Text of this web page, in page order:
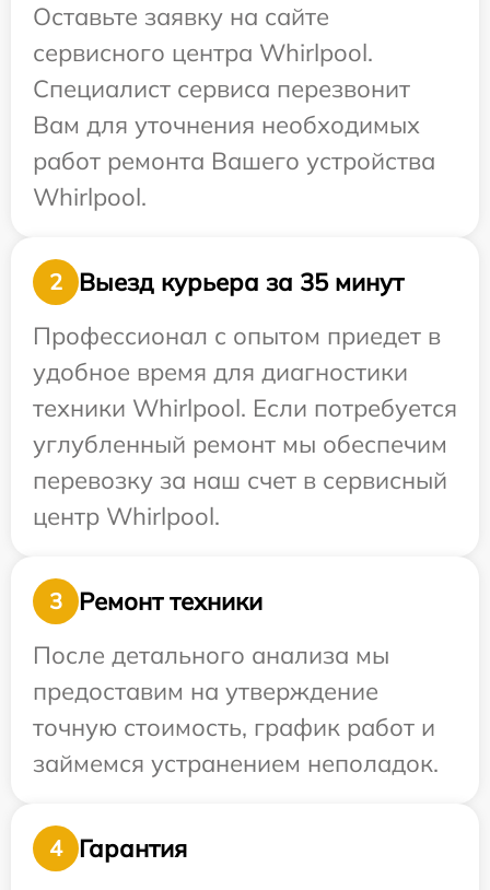
Оставьте заявку на сайте
сервисного центра Whirlpool.
Специалист сервиса перезвонит
Вам для уточнения необходимых
работ ремонта Вашего устройства
Whirlpool.
2
Выезд курьера за 35 минут
Профессионал с опытом приедет в
удобное время для диагностики
техники Whirlpool. Если потребуется
углубленный ремонт мы обеспечим
перевозку за наш счет в сервисный
центр Whirlpool.
3
Ремонт техники
После детального анализа мы
предоставим на утверждение
точную стоимость, график работ и
займемся устранением неполадок.
4
Гарантия